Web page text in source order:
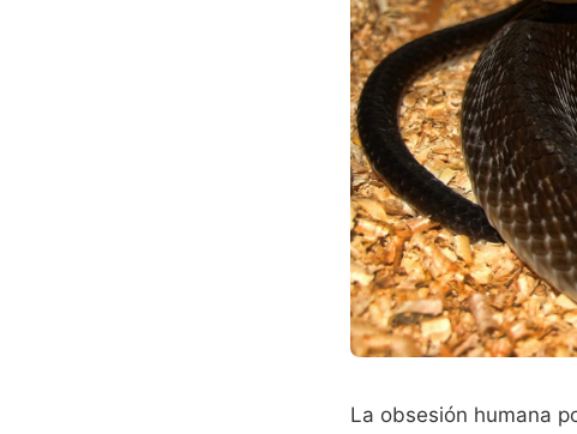
La obsesión humana